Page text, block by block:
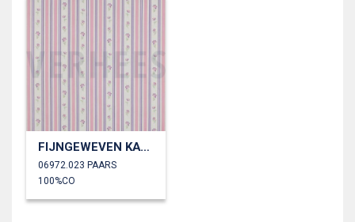
FIJNGEWEVEN KATOENEN POPLIN BLOEMEN
06972.023 PAARS
100%CO